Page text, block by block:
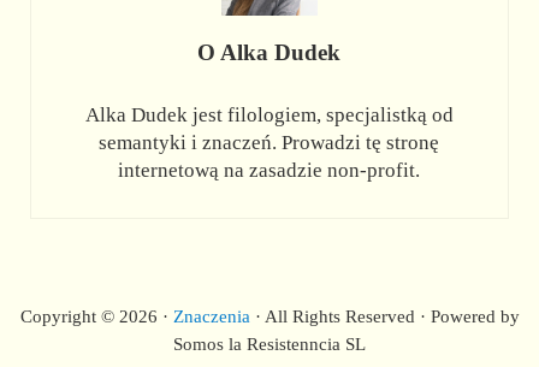
O Alka Dudek
Alka Dudek jest filologiem, specjalistką od
semantyki i znaczeń. Prowadzi tę stronę
internetową na zasadzie non-profit.
Copyright © 2026 · Znaczenia · All Rights Reserved · Powered by
Somos la Resistenncia SL